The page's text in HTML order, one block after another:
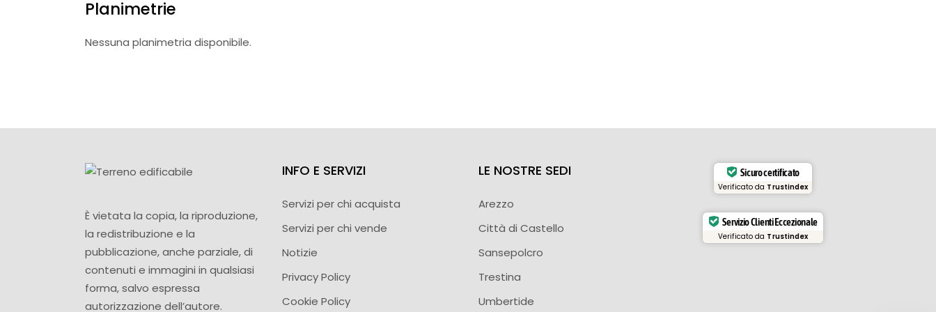
Planimetrie
Nessuna planimetria disponibile.
È vietata la copia, la riproduzione,
la redistribuzione e la
pubblicazione, anche parziale, di
contenuti e immagini in qualsiasi
forma, salvo espressa
autorizzazione dell’autore.
INFO E SERVIZI
Servizi per chi acquista
Servizi per chi vende
Notizie
Privacy Policy
Cookie Policy
LE NOSTRE SEDI
Arezzo
Città di Castello
Sansepolcro
Trestina
Umbertide
Sicuro certificato
Verificato da Trustindex
Servizio Clienti Eccezionale
Verificato da Trustindex